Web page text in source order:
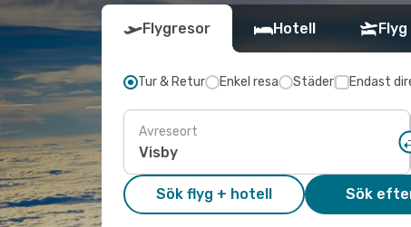
Flygresor Hotell
Tur & Retur Enkel resa Städer Endast
Avreseort
Sök flyg + hotell Sök